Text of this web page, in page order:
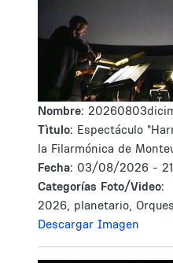
Nombre:
Tìtulo: Espectáculo
la Filarmónica de
Fecha: 03/08/2026 -
Categorías Foto/Video:
2026, planetario,
Descargar Imagen